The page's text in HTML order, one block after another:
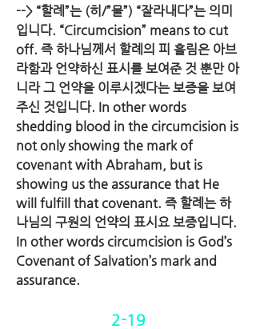
--> “할례”는 (히/”물”) “잘라내다”는 의미
입니다. “Circumcision” means to cut
off. 즉 하나님께서 할례의 피 흘림은 아브
라함과 언약하신 표시를 보여준 것 뿐만 아
니라 그 언약을 이루시겠다는 보증을 보여
주신 것입니다. In other words
shedding blood in the circumcision is
not only showing the mark of
covenant with Abraham, but is
showing us the assurance that He
will fulfill that covenant. 즉 할례는 하
나님의 구원의 언약의 표시요 보증입니다.
In other words circumcision is God’s
Covenant of Salvation’s mark and
assurance.
2-19